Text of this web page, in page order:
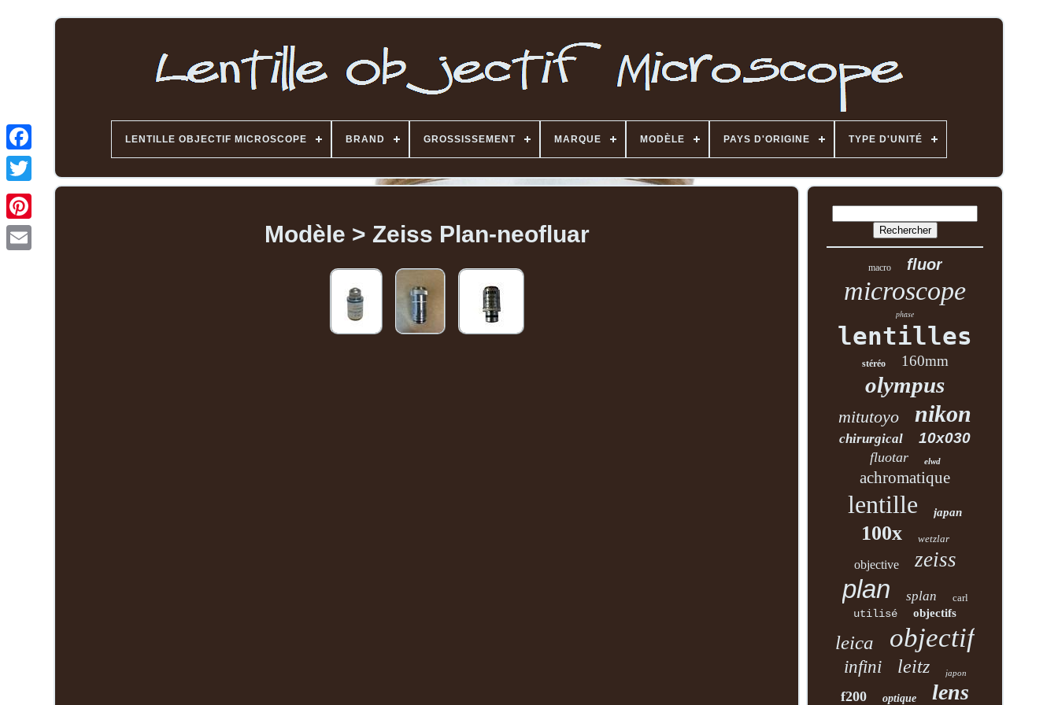
LENTILLE OBJECTIF MICROSCOPE BRAND GROSSISSEMENT MARQUE MODÈLE PAYS D'ORIGINE TYPE D'UNITÉ
Modèle > Zeiss Plan-neofluar
macro fluor
microscope
phase
lentilles
stéréo 160mm
olympus
mitutoyo nikon
chirurgical 10x030
fluotar elwd
achromatique
lentille japan
100x wetzlar
objective zeiss
plan splan carl
utilisé objectifs
leica objectif
infini leitz japon
f200 optique lens